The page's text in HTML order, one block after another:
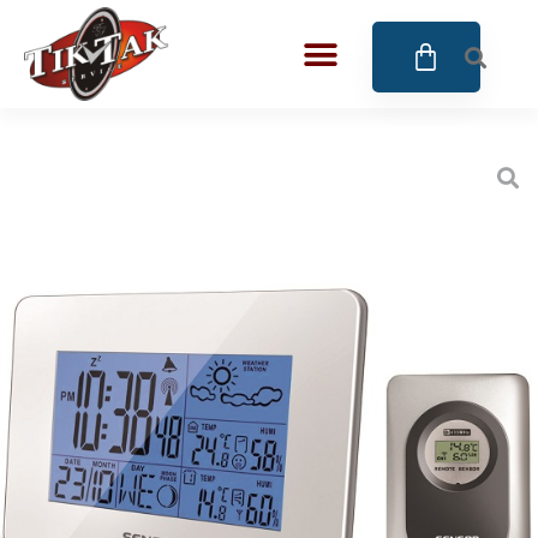
CANGO & RINALDI
CANGO & RINALDI CHARM
CANGO&RINALDI KARÓRÁK